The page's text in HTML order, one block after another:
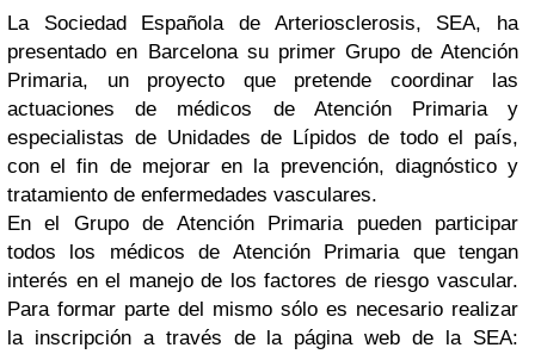
La Sociedad Española de Arteriosclerosis, SEA, ha
presentado en Barcelona su primer Grupo de Atención
Primaria, un proyecto que pretende coordinar las
actuaciones de médicos de Atención Primaria y
especialistas de Unidades de Lípidos de todo el país,
con el fin de mejorar en la prevención, diagnóstico y
tratamiento de enfermedades vasculares.
En el Grupo de Atención Primaria pueden participar
todos los médicos de Atención Primaria que tengan
interés en el manejo de los factores de riesgo vascular.
Para formar parte del mismo sólo es necesario realizar
la inscripción a través de la página web de la SEA: